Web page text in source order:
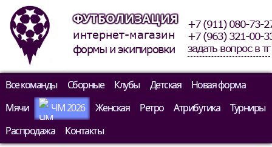
ФУТБОЛИЗАЦИЯ
интернет-магазин
формы и экипировки
+7 (911) 080-73-
+7 (963) 321-00-
задать вопрос в тг
Все команды Сборные Клубы Детская
Новая форма
Мячи
ЧМ 2026 Женская Ретро Атрибутика
Турниры
Распродажа
Контакты